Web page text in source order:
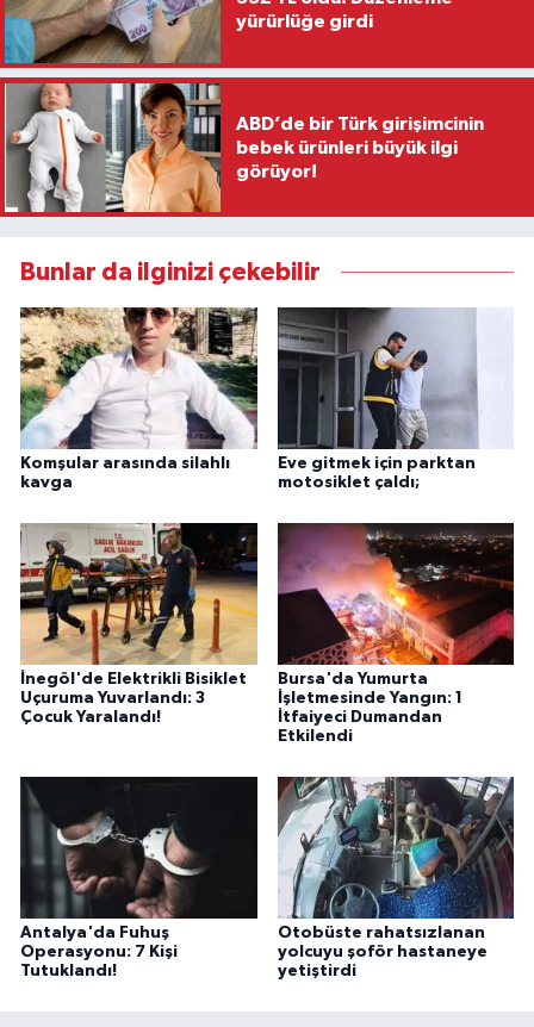
yürürlüğe girdi
ABD’de bir Türk girişimcinin
bebek ürünleri büyük ilgi
görüyor!
Bunlar da ilginizi çekebilir
Komşular arasında silahlı
kavga
Eve gitmek için parktan
motosiklet çaldı;
İnegöl'de Elektrikli Bisiklet
Uçuruma Yuvarlandı: 3
Çocuk Yaralandı!
Bursa'da Yumurta
İşletmesinde Yangın: 1
İtfaiyeci Dumandan
Etkilendi
Antalya'da Fuhuş
Operasyonu: 7 Kişi
Tutuklandı!
Otobüste rahatsızlanan
yolcuyu şoför hastaneye
yetiştirdi